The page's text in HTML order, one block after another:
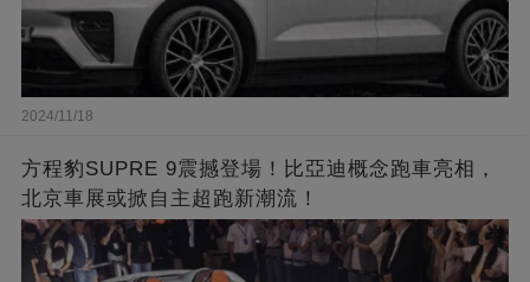
2024/11/18
方程豹SUPRE 9震撼登場！比亞迪概念跑車亮相，
北京車展或掀自主超跑新潮流！